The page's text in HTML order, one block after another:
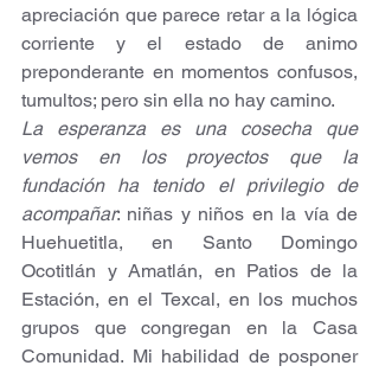
apreciación que parece retar a la lógica
corriente y el estado de animo
preponderante en momentos confusos,
tumultos; pero sin ella no hay camino.
La esperanza es una cosecha que
vemos en los proyectos que la
fundación ha tenido el privilegio de
acompañar: niñas y niños en la vía de
Huehuetitla, en Santo Domingo
Ocotitlán y Amatlán, en Patios de la
Estación, en el Texcal, en los muchos
grupos que congregan en la Casa
Comunidad. Mi habilidad de posponer